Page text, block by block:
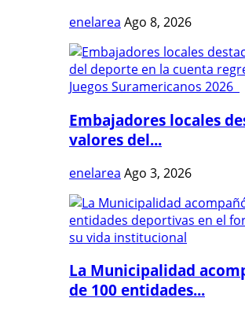
enelarea Ago 8, 2026
Embajadores locales
valores del...
enelarea Ago 3, 2026
La Municipalidad
de 100 entidades...